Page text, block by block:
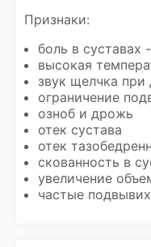
Признаки:
боль в суставах
высокая
звук щелчка при
ограничение
озноб и дрожь
отек сустава
отек
скованность в
увеличение
частые